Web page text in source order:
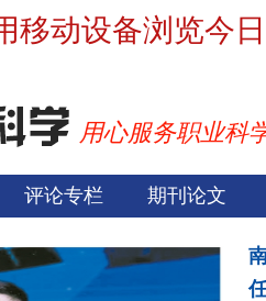
移动设备浏览今
用心服务职业科
评论专栏 期刊论文